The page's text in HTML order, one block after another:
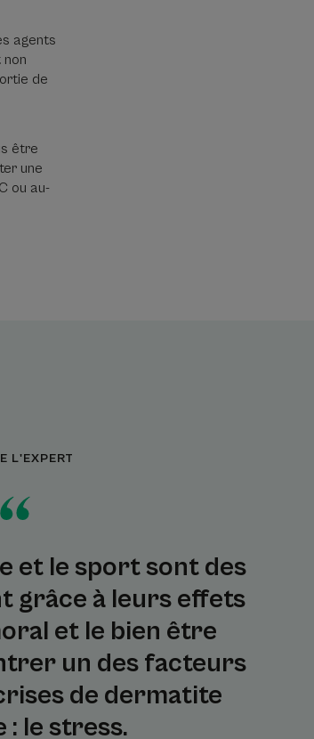
agents
de
être
une
ou au-
L'EXPERT
et le sport sont des
grâce à leurs effets
et le bien être
un des facteurs
de dermatite
: le stress.